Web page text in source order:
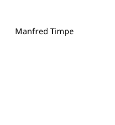
Manfred Timpe